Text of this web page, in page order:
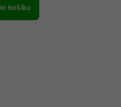
košíku